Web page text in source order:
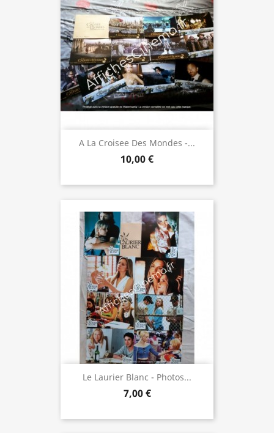
A La Croisee Des Mondes -...
10,00 €
Le Laurier Blanc - Photos...
7,00 €